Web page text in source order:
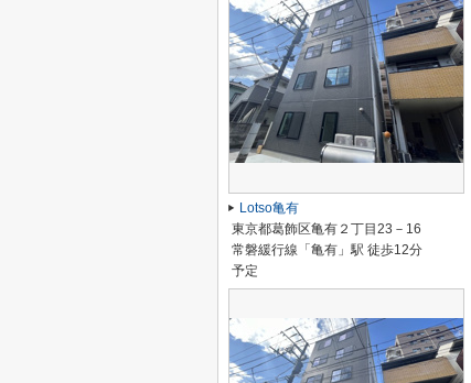
Lotso亀有
東京都葛飾区亀有２丁目23－16
常磐緩行線「亀有」駅 徒歩12分
予定